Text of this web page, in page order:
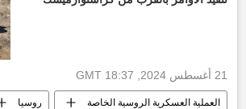
21 أغسطس 2024, 18:37 GMT
العملية العسكرية الروسية الخاصة روسيا